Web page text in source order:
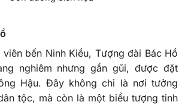
bến Ninh Kiều, Tượng đài Bác Hồ
nghiêm nhưng gần gũi, được đặt
Hậu. Đây không chỉ là nơi tưởng
tộc, mà còn là một biểu tượng tinh